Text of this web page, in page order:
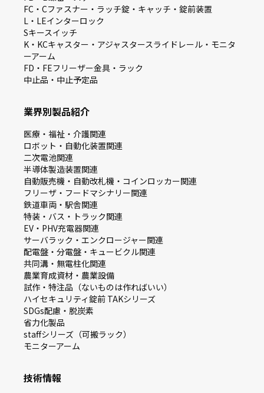
FC・Cファスナー・ラッチ錠・キャッチ・錠前装置
L・LEインターロック
Sキースイッチ
K・KCキャスター・アジャスタースライドレール・モニタ
ーアーム
FD・FEフリーザー金具・ラック
中止品・中止予定品
業界別製品紹介
医療・福祉・介護関連
ロボット・自動化装置関連
二次電池関連
半導体製造装置関連
自動販売機・自動改札機・コインロッカー関連
フリーザ・フードマシナリー関連
鉄道車両・駅舎関連
特装・バス・トラック関連
EV・PHV充電器関連
サーバラック・エンクロージャー関連
配電盤・分電盤・キュービクル関連
共同溝・無電柱化関連
農業育成資材・農業設備
試作・特注品（ないものは作ればいい）
ハイセキュリティ錠前 TAKシリーズ
SDGs配慮・脱炭素
省力化製品
staffシリーズ（可搬ラック）
モニターアーム
技術情報